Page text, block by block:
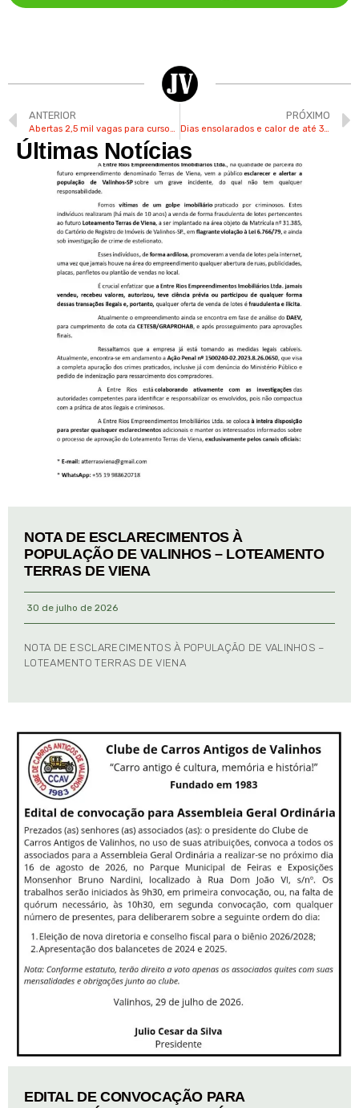
ANTERIOR
Abertas 2,5 mil vagas para cursos online gratuitos do Google Cloud com foco em Inteligência Artificial
PRÓXIMO
Dias ensolarados e calor de até 33°C podem marcar o final de semana em Valinhos
Últimas Notícias
NOTA DE ESCLARECIMENTOS À
POPULAÇÃO DE VALINHOS – LOTEAMENTO
TERRAS DE VIENA
30 de julho de 2026
NOTA DE ESCLARECIMENTOS À POPULAÇÃO DE VALINHOS –
LOTEAMENTO TERRAS DE VIENA
EDITAL DE CONVOCAÇÃO PARA